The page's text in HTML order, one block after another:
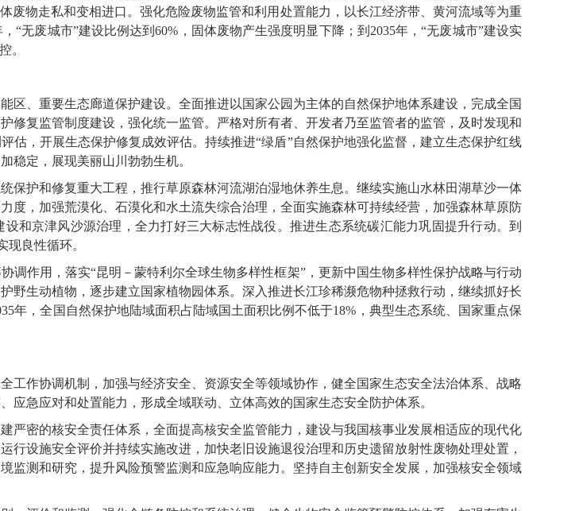
废物走私和变相进口。强化危险废物监管和利用处置能力，以长江经济带、黄河流域等为重
“无废城市”建设比例达到60%，固体废物产生强度明显下降；到2035年，“无废城市”建设实
。
、重要生态廊道保护建设。全面推进以国家公园为主体的自然保护地体系建设，完成全国
修复监管制度建设，强化统一监管。严格对所有者、开发者乃至监管者的监管，及时发现和
，开展生态保护修复成效评估。持续推进“绿盾”自然保护地强化监督，建立生态保护红线
稳定，展现美丽山川勃勃生机。
护和修复重大工程，推行草原森林河流湖泊湿地休养生息。继续实施山水林田湖草沙一体
度，加强荒漠化、石漠化和水土流失综合治理，全面实施森林可持续经营，加强森林草原防
和京津风沙源治理，全力打好三大标志性战役。推进生态系统碳汇能力巩固提升行动。到
现良性循环。
作用，落实“昆明－蒙特利尔全球生物多样性框架”，更新中国生物多样性保护战略与行动
野生动植物，逐步建立国家植物园体系。深入推进长江珍稀濒危物种拯救行动，继续抓好长
年，全国自然保护地陆域面积占陆域国土面积比例不低于18%，典型生态系统、国家重点保
作协调机制，加强与经济安全、资源安全等领域协作，健全国家生态安全法治体系、战略
急应对和处置能力，形成全域联动、立体高效的国家生态安全防护体系。
密的核安全责任体系，全面提高核安全监管能力，建设与我国核事业发展相适应的现代化
设施安全评价并持续实施改进，加快老旧设施退役治理和历史遗留放射性废物处理处置，
监测和研究，提升风险预警监测和应急响应能力。坚持自主创新安全发展，加强核安全领域